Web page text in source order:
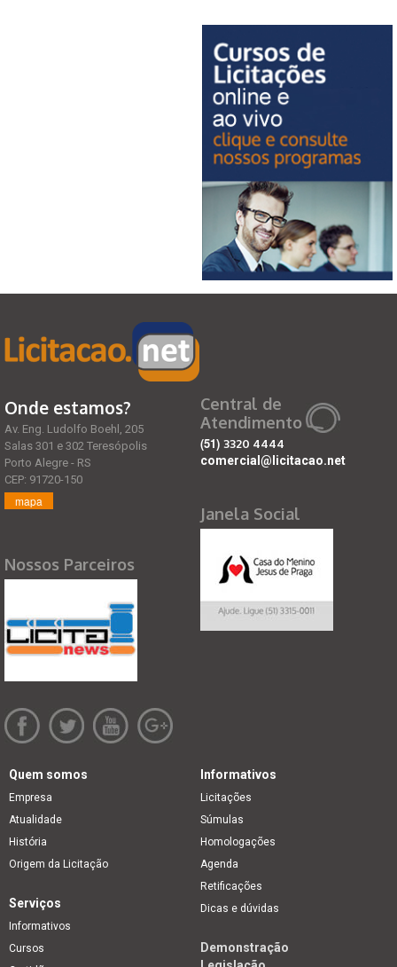
Onde estamos?
Av. Eng. Ludolfo Boehl, 205
Salas 301 e 302 Teresópolis
Porto Alegre - RS
CEP: 91720-150
mapa
Nossos Parceiros
Central de
Atendimento
(51) 3320 4444
comercial@licitacao.net
Janela Social
Quem somos
Empresa
Atualidade
História
Origem da Licitação
Informativos
Licitações
Súmulas
Homologações
Agenda
Retificações
Dicas e dúvidas
Serviços
Informativos
Cursos
Demonstração